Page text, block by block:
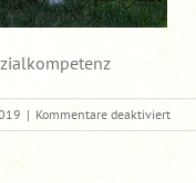
| Kommentare deaktiviertfür